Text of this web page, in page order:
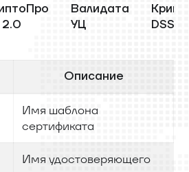
Валидата
УЦ
DSS
Описание
Имя шаблона
сертификата
Имя удостоверяющего